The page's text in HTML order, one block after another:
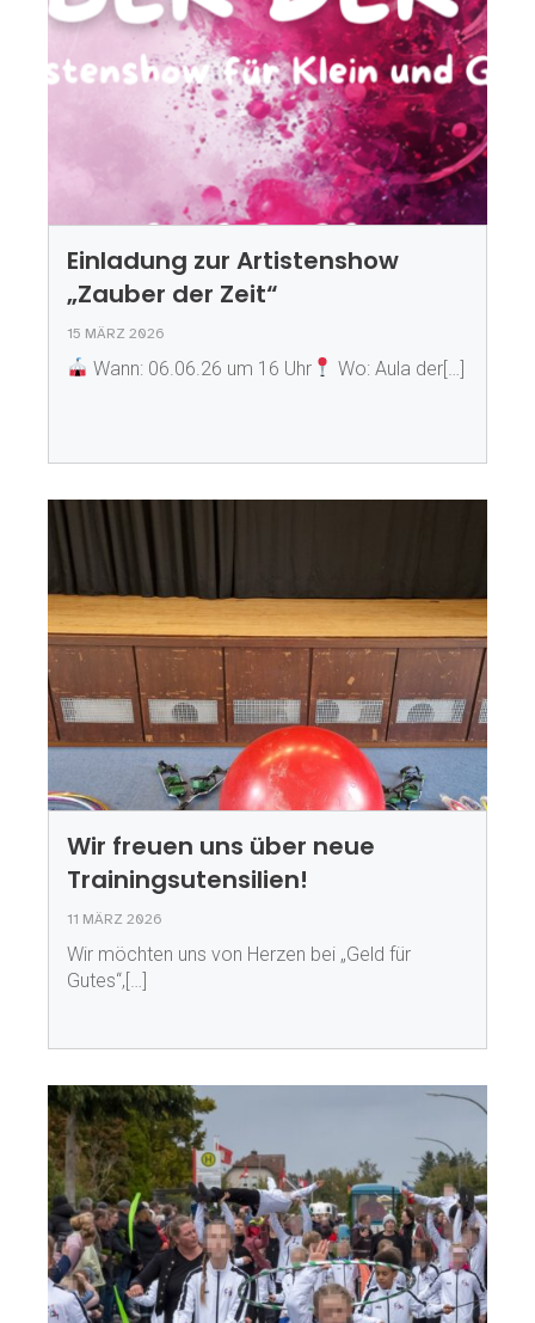
Einladung zur Artistenshow
„Zauber der Zeit“
15 MÄRZ 2026
Wann: 06.06.26 um 16 Uhr Wo: Aula der[…]
Wir freuen uns über neue
Trainingsutensilien!
11 MÄRZ 2026
Wir möchten uns von Herzen bei „Geld für
Gutes“,[…]